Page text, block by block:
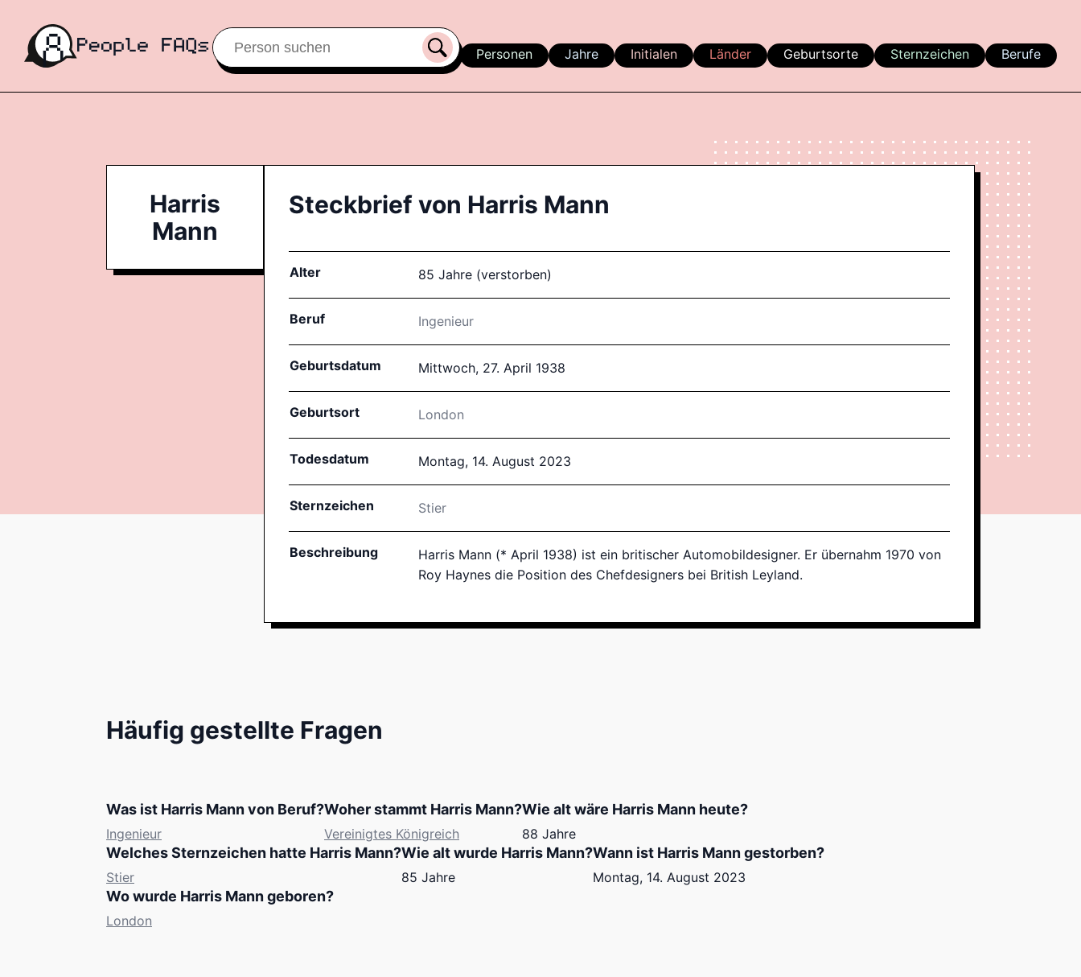
Personen Jahre Initialen Länder Geburtsorte Sternzeichen Berufe
Harris
Mann
Steckbrief von Harris Mann
Alter 85 Jahre (verstorben)
Beruf Ingenieur
Geburtsdatum Mittwoch, 27. April 1938
Geburtsort London
Todesdatum Montag, 14. August 2023
Sternzeichen Stier
Beschreibung
Harris Mann (* April 1938) ist ein britischer Automobildesigner. Er übernahm 1970 von
Roy Haynes die Position des Chefdesigners bei British Leyland.
Häufig gestellte Fragen
Was ist Harris Mann von Beruf?
Ingenieur
Woher stammt Harris Mann?
Vereinigtes Königreich
Wie alt wäre Harris Mann heute?
88 Jahre
Welches Sternzeichen hatte Harris Mann?
Stier
Wie alt wurde Harris Mann?
85 Jahre
Wann ist Harris Mann gestorben?
Montag, 14. August 2023
Wo wurde Harris Mann geboren?
London